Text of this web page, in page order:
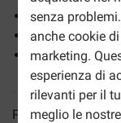
senza
anche cookie
marketing.
esperienza di
rilevanti per il
meglio le
Sostiene lo
Sostiene lo
Per gattini
Più informazioni